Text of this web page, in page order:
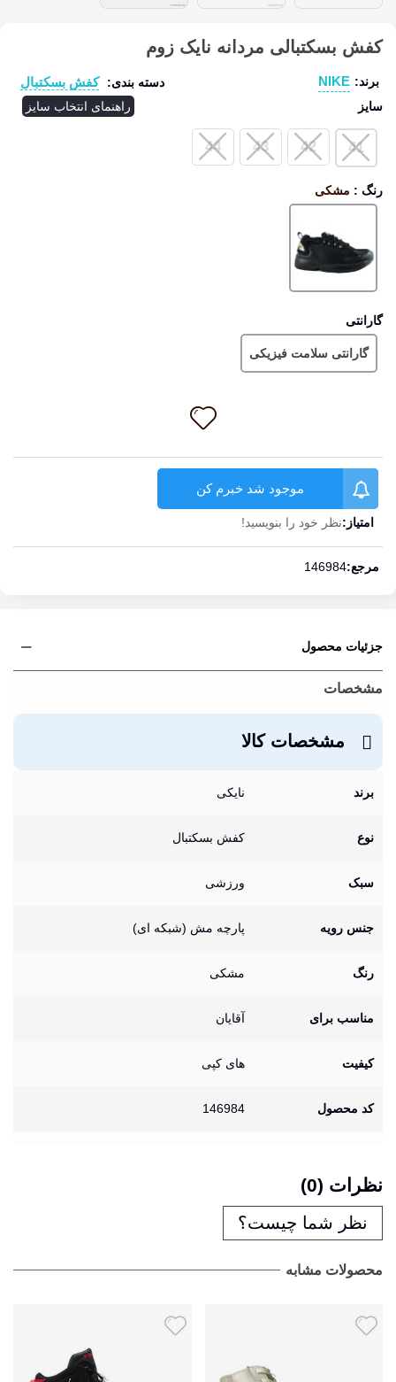
کفش بسکتبالی مردانه نایک زوم
برند: NIKE دسته بندی: کفش بسکتبال
سایز راهنمای انتخاب سایز
41
42
43
44
رنگ : مشکی
گارانتی
گارانتی سلامت فیزیکی
موجود شد خبرم کن
امتیاز:نظر خود را بنویسید!
مرجع:146984
جزئیات محصول
مشخصات
مشخصات کالا
برند نایکی
نوع کفش بسکتبال
سبک ورزشی
جنس رویه پارچه مش (شبکه ای)
رنگ مشکی
مناسب برای آقایان
کیفیت های کپی
کد محصول 146984
نظرات (0)
نظر شما چیست؟
محصولات مشابه